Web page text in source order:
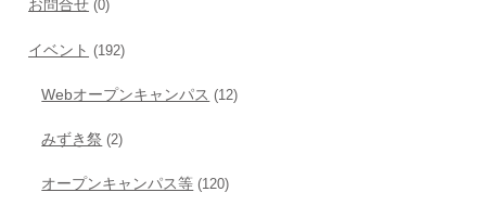
お問合せ (0)
イベント (192)
Webオープンキャンパス (12)
みずき祭 (2)
オープンキャンパス等 (120)